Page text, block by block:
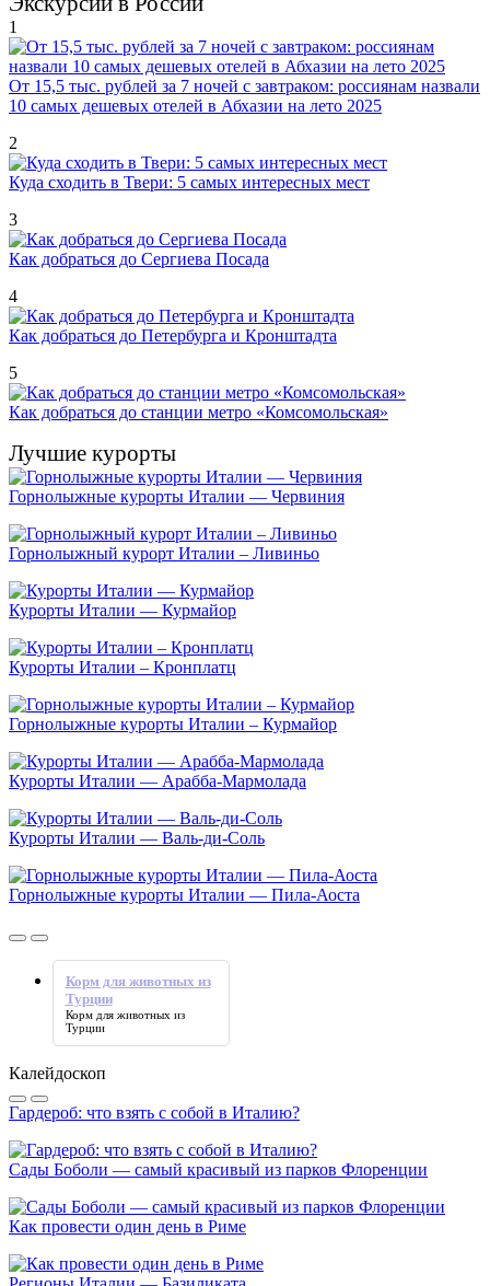
1
От 15,5 тыс. рублей за 7 ночей с завтраком: россиянам назвали
10 самых дешевых отелей в Абхазии на лето 2025
2
Куда сходить в Твери: 5 самых интересных мест
3
Как добраться до Сергиева Посада
4
Как добраться до Петербурга и Кронштадта
5
Как добраться до станции метро «Комсомольская»
Лучшие курорты
Горнолыжные курорты Италии — Червиния
Горнолыжный курорт Италии – Ливиньо
Курорты Италии — Курмайор
Курорты Италии – Кронплатц
Горнолыжные курорты Италии – Курмайор
Курорты Италии — Арабба-Мармолада
Курорты Италии — Валь-ди-Соль
Горнолыжные курорты Италии — Пила-Аоста
Корм для животных из
Турции
Корм для животных из
Турции
Калейдоскоп
Гардероб: что взять с собой в Италию?
Сады Боболи — самый красивый из парков Флоренции
Как провести один день в Риме